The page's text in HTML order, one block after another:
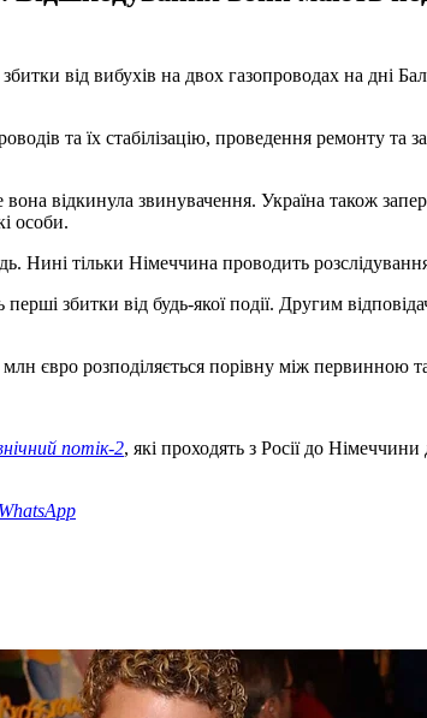
від вибухів на двох газопроводах на дні
та їх стабілізацію, проведення ремонту та
відкинула звинувачення. Україна також
особи.
Нині тільки Німеччина проводить
збитки від будь-якої події. Другим
євро розподіляється порівну між первинною
потік-2, які проходять з Росії до
WhatsApp